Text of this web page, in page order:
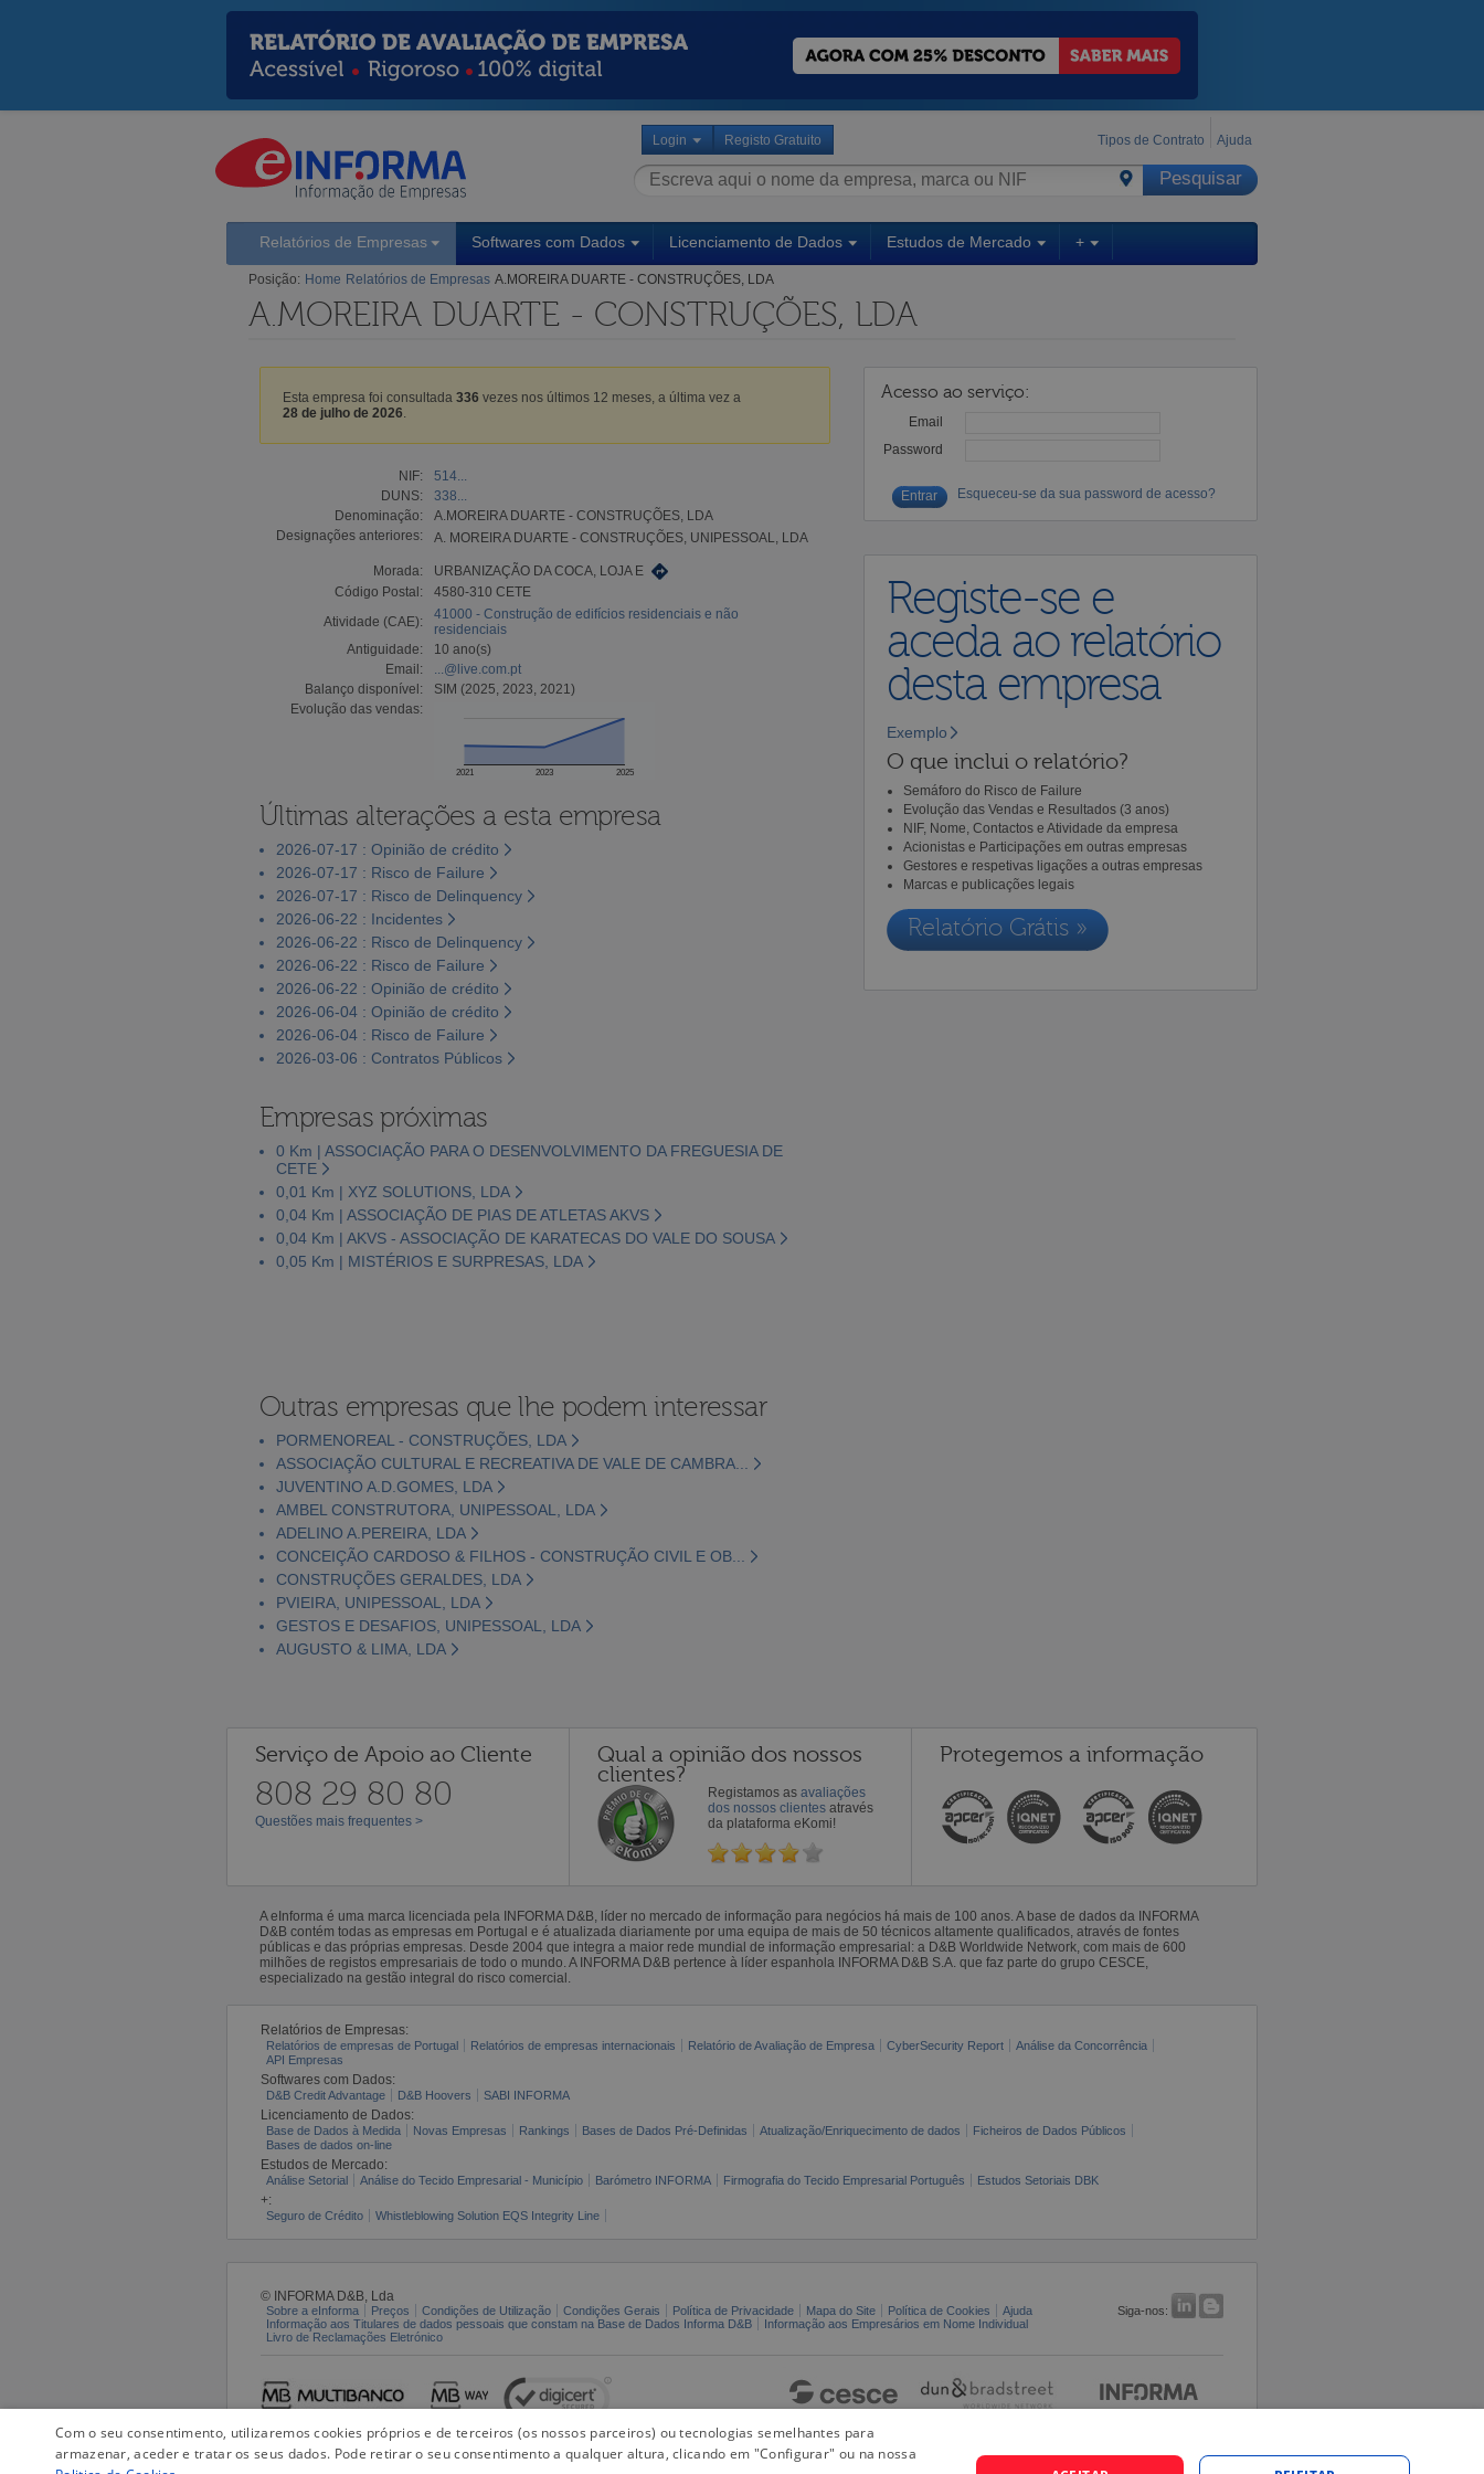
Login Registo Gratuito Tipos de Contrato Ajuda
Relatórios de Empresas Softwares com Dados Licenciamento de Dados Estudos de Mercado +
Posição: Home Relatórios de Empresas A.MOREIRA DUARTE - CONSTRUÇÕES, LDA
A.MOREIRA DUARTE - CONSTRUÇÕES, LDA
Esta empresa foi consultada 336 vezes nos últimos 12 meses, a última vez a
28 de julho de 2026
NIF:
514...
DUNS:
338...
Denominação:
A.MOREIRA DUARTE - CONSTRUÇÕES, LDA
Designações anteriores:
A. MOREIRA DUARTE - CONSTRUÇÕES, UNIPESSOAL, LDA
Morada:
URBANIZAÇÃO DA COCA, LOJA E
Código Postal:
4580-310 CETE
Atividade (CAE):
41000 - Construção de edifícios residenciais e não
residenciais
Antiguidade:
10 ano(s)
Email:
...@live.com.pt
Balanço disponível:
SIM (2025, 2023, 2021)
Evolução das vendas:
2021 2023 2025
Últimas alterações a esta empresa
2026-07-17 : Opinião de crédito
2026-07-17 : Risco de Failure
2026-07-17 : Risco de Delinquency
2026-06-22 : Incidentes
2026-06-22 : Risco de Delinquency
2026-06-22 : Risco de Failure
2026-06-22 : Opinião de crédito
2026-06-04 : Opinião de crédito
2026-06-04 : Risco de Failure
2026-03-06 : Contratos Públicos
Empresas próximas
0 Km | ASSOCIAÇÃO PARA O DESENVOLVIMENTO DA FREGUESIA DE
CETE
0,01 Km | XYZ SOLUTIONS, LDA
0,04 Km | ASSOCIAÇÃO DE PIAS DE ATLETAS AKVS
0,04 Km | AKVS - ASSOCIAÇÃO DE KARATECAS DO VALE DO SOUSA
0,05 Km | MISTÉRIOS E SURPRESAS, LDA
Acesso ao serviço:
Email
Password
Esqueceu-se da sua password de acesso?
Registe-se e
aceda ao relatório
desta empresa
Exemplo
O que inclui o relatório?
Semáforo do Risco de Failure
Evolução das Vendas e Resultados (3 anos)
NIF, Nome, Contactos e Atividade da empresa
Acionistas e Participações em outras empresas
Gestores e respetivas ligações a outras empresas
Marcas e publicações legais
Relatório Grátis »
Outras empresas que lhe podem interessar
PORMENOREAL - CONSTRUÇÕES, LDA
ASSOCIAÇÃO CULTURAL E RECREATIVA DE VALE DE CAMBRA...
JUVENTINO A.D.GOMES, LDA
AMBEL CONSTRUTORA, UNIPESSOAL, LDA
ADELINO A.PEREIRA, LDA
CONCEIÇÃO CARDOSO & FILHOS - CONSTRUÇÃO CIVIL E OB...
CONSTRUÇÕES GERALDES, LDA
PVIEIRA, UNIPESSOAL, LDA
GESTOS E DESAFIOS, UNIPESSOAL, LDA
AUGUSTO & LIMA, LDA
Serviço de Apoio ao Cliente
808 29 80 80
Questões mais frequentes >
Qual a opinião dos nossos
clientes?
Registamos as avaliações
dos nossos clientes através
da plataforma eKomi!
Protegemos a informação
A eInforma é uma marca licenciada pela INFORMA D&B, líder no mercado de informação para negócios há mais de 100 anos. A base de dados da INFORMA
D&B contém todas as empresas em Portugal e é atualizada diariamente por uma equipa de mais de 50 técnicos altamente qualificados, através de fontes
públicas e das próprias empresas. Desde 2004 que integra a maior rede mundial de informação empresarial: a D&B Worldwide Network, com mais de 600
milhões de registos empresariais de todo o mundo. A INFORMA D&B pertence à líder espanhola INFORMA D&B S.A. que faz parte do grupo CESCE,
especializado na gestão integral do risco comercial.
Relatórios de Empresas:
Relatórios de empresas de Portugal Relatórios de empresas internacionais Relatório de Avaliação de Empresa CyberSecurity Report
Análise da Concorrência
API Empresas
Softwares com Dados:
D&B Credit Advantage D&B Hoovers SABI INFORMA
Licenciamento de Dados:
Base de Dados à Medida Novas Empresas Rankings Bases de Dados Pré-Definidas Atualização/Enriquecimento de dados
Ficheiros de Dados Públicos
Bases de dados on-line
Estudos de Mercado:
Análise Setorial Análise do Tecido Empresarial - Município Barómetro INFORMA Firmografia do Tecido Empresarial Português Estudos Setoriais DBK
+:
Seguro de Crédito Whistleblowing Solution EQS Integrity Line
© INFORMA D&B, Lda
Sobre a eInforma Preços Condições de Utilização Condições Gerais Política de Privacidade Mapa do Site Política de Cookies Ajuda
Siga-nos:
Informação aos Titulares de dados pessoais que constam na Base de Dados Informa D&B
Informação aos Empresários em Nome Individual
Livro de Reclamações Eletrónico
Com o seu consentimento, utilizaremos cookies próprios e de terceiros (os nossos parceiros) ou tecnologias semelhantes para
armazenar, aceder e tratar os seus dados. Pode retirar o seu consentimento a qualquer altura, clicando em "Configurar" ou na nossa